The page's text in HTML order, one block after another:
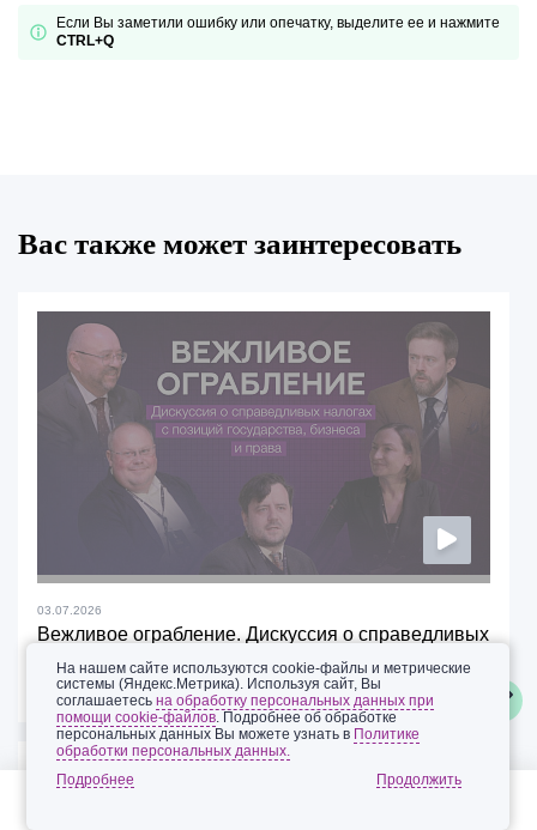
Если Вы заметили ошибку или опечатку, выделите ее и нажмите
CTRL+Q
Вас также может заинтересовать
03.07.2026
Вежливое ограбление. Дискуссия о справедливых
налогах с позиций государства, бизнеса, права
Смотреть
На нашем сайте используются cookie-файлы и метрические
системы (Яндекс.Метрика). Используя сайт, Вы
соглашаетесьна обработку персональных данных при
помощи cookie-файлов. Подробнее об обработке
персональных данных Вы можете узнать в Политике
обработки персональных данных.
Подробнее